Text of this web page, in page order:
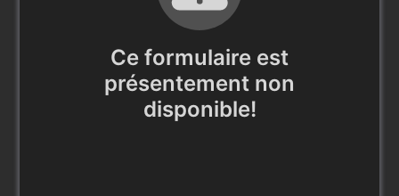
Ce formulaire est
présentement non
disponible!